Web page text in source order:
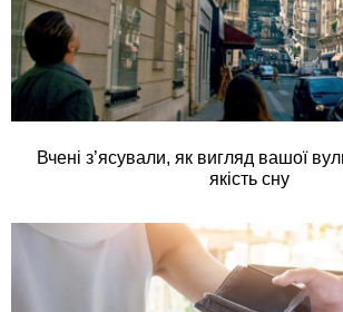
Вчені з’ясували, як вигляд вашої
якість сну